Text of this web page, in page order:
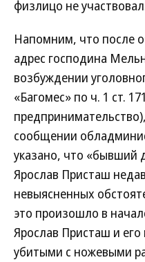
физлицо не
Напомним, что после
адрес господина
возбуждении
«Багомес» по ч. 1 ст.
сообщении
указано, что «бывший
Ярослав Присташ
невыясненных
это произошло в
Ярослав Присташ и
убитыми с ножевыми